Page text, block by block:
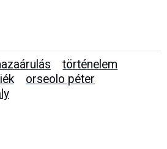
történelem
orseolo péter